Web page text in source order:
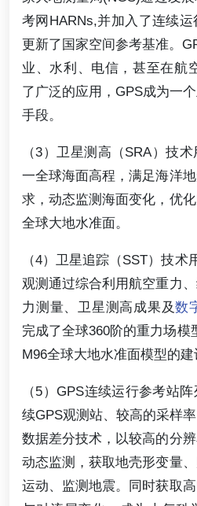
考网HARNs,并加入了连续
更新了国家空间参考基准。
业、水利、电信，甚至在航
了广泛的应用，GPS成为一
手段。
（3）卫星测高（SRA）技
一全球海面高程，满足海洋
求，动态监测海面变化，优
全球大地水准面。
（4）卫星追踪（SST）技
观测通过综合利用航空重力
力测量、卫星测高成果及数
完成了全球360阶的重力场模
M96全球大地水准面模型的建
（5）GPS连续运行参考站
续GPS观测站、较高的采样
数据差分技术，以较高的分
动态监测，获取地壳形变量
运动、监测地震。同时获取